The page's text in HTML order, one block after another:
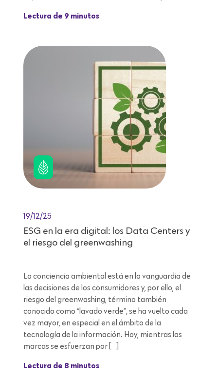
Lectura de 9 minutos
19/12/25
ESG en la era digital: los Data Centers y
el riesgo del greenwashing
La conciencia ambiental está en la vanguardia de
las decisiones de los consumidores y, por ello, el
riesgo del greenwashing, término también
conocido como “lavado verde”, se ha vuelto cada
vez mayor, en especial en el ámbito de la
tecnología de la información. Hoy, mientras las
marcas se esfuerzan por […]
Lectura de 8 minutos